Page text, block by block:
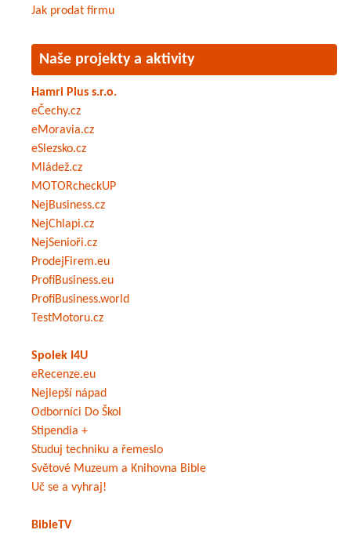
Jak prodat firmu
Naše projekty a aktivity
Hamri Plus s.r.o.
eČechy.cz
eMoravia.cz
eSlezsko.cz
Mládež.cz
MOTORcheckUP
NejBusiness.cz
NejChlapi.cz
NejSenioři.cz
ProdejFirem.eu
ProfiBusiness.eu
ProfiBusiness.world
TestMotoru.cz
Spolek I4U
eRecenze.eu
Nejlepší nápad
Odborníci Do Škol
Stipendia +
Studuj techniku a řemeslo
Světové Muzeum a Knihovna Bible
Uč se a vyhraj!
BibleTV